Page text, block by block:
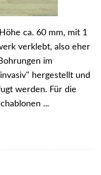
ca. 60 mm, mit 1
verklebt, also eher
im
hergestellt und
werden. Für die
...